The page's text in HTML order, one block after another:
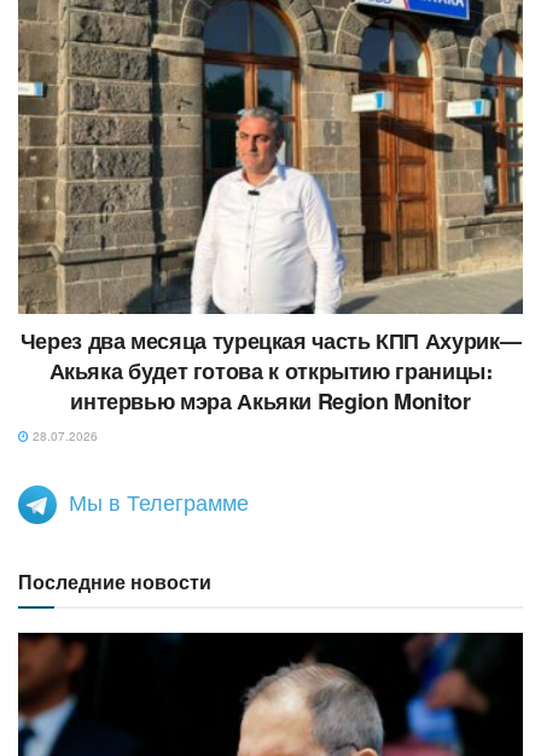
Через два месяца турецкая часть КПП Ахурик—
Акьяка будет готова к открытию границы։
интервью мэра Акьяки Region Monitor
28.07.2026
Мы в Телеграмме
Последние новости